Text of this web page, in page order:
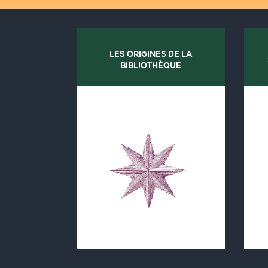
LES ORIGINES DE LA
BIBLIOTHÈQUE